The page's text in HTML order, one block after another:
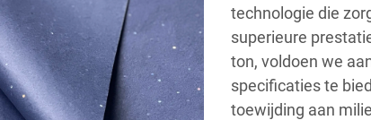
technologie die
superieure
ton, voldoen we
specificaties te
toewijding aan